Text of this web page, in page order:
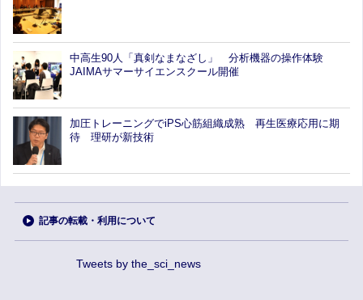
中高生90人「真剣なまなざし」 分析機器の操作体験
JAIMAサマーサイエンスクール開催
加圧トレーニングでiPS心筋組織成熟 再生医療応用に期
待 理研が新技術
記事の転載・利用について
Tweets by the_sci_news